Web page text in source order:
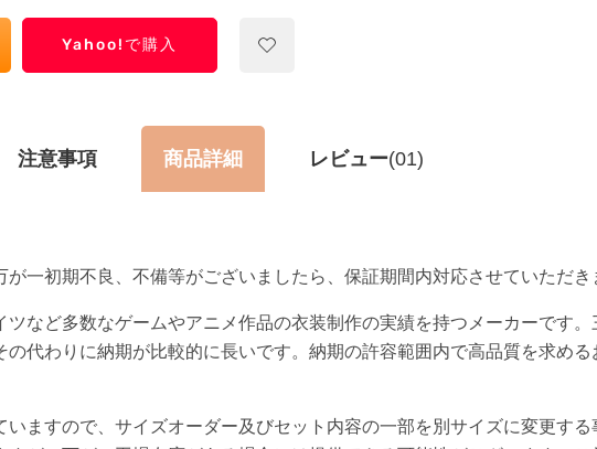
Yahoo!で購入
注意事項 商品詳細 レビュー(01)
一初期不良、不備等がございましたら、保証期間内対応させていただき
など多数なゲームやアニメ作品の衣装制作の実績を持つメーカーです
代わりに納期が比較的に長いです。納期の許容範囲内で高品質を求める
ますので、サイズオーダー及びセット内容の一部を別サイズに変更する